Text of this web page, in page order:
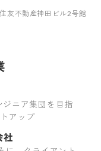
友不動産神田ビル2号館
ニア集団を目指
アップ
社